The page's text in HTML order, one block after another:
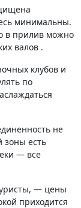
минимальны.
в прилив можно
валов .
по
зоны есть
— все
— цены
приходится